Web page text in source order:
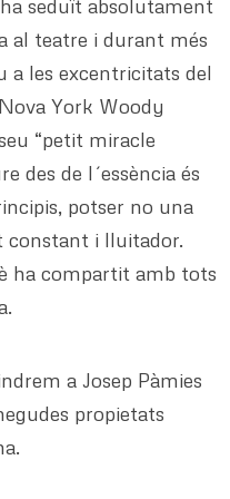
seduït absolutament
al teatre i durant més
a les excentricitats del
York Woody
“petit miracle
des de l´essència és
potser no una
constant i lluitador.
ha compartit amb tots
a Josep Pàmies
propietats